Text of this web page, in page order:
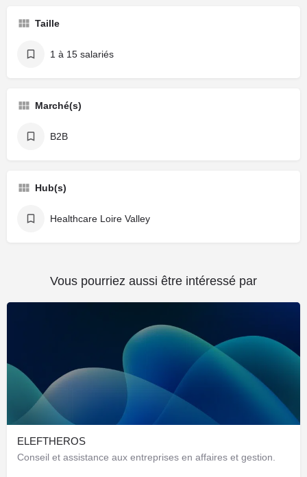
Taille
1 à 15 salariés
Marché(s)
B2B
Hub(s)
Healthcare Loire Valley
Vous pourriez aussi être intéressé par
ELEFTHEROS
Conseil et assistance aux entreprises en affaires et gestion.